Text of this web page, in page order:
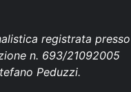
registrata presso
n. 693/21092005
Peduzzi.